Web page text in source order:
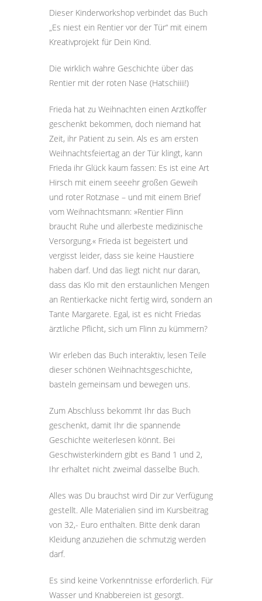
Dieser Kinderworkshop verbindet das Buch
„Es niest ein Rentier vor der Tür“ mit einem
Kreativprojekt für Dein Kind.
Die wirklich wahre Geschichte über das
Rentier mit der roten Nase (Hatschiiii!)
Frieda hat zu Weihnachten einen Arztkoffer
geschenkt bekommen, doch niemand hat
Zeit, ihr Patient zu sein. Als es am ersten
Weihnachtsfeiertag an der Tür klingt, kann
Frieda ihr Glück kaum fassen: Es ist eine Art
Hirsch mit einem seeehr großen Geweih
und roter Rotznase – und mit einem Brief
vom Weihnachtsmann: »Rentier Flinn
braucht Ruhe und allerbeste medizinische
Versorgung.« Frieda ist begeistert und
vergisst leider, dass sie keine Haustiere
haben darf. Und das liegt nicht nur daran,
dass das Klo mit den erstaunlichen Mengen
an Rentierkacke nicht fertig wird, sondern an
Tante Margarete. Egal, ist es nicht Friedas
ärztliche Pflicht, sich um Flinn zu kümmern?
Wir erleben das Buch interaktiv, lesen Teile
dieser schönen Weihnachtsgeschichte,
basteln gemeinsam und bewegen uns.
Zum Abschluss bekommt Ihr das Buch
geschenkt, damit Ihr die spannende
Geschichte weiterlesen könnt. Bei
Geschwisterkindern gibt es Band 1 und 2,
Ihr erhaltet nicht zweimal dasselbe Buch.
Alles was Du brauchst wird Dir zur Verfügung
gestellt. Alle Materialien sind im Kursbeitrag
von 32,- Euro enthalten. Bitte denk daran
Kleidung anzuziehen die schmutzig werden
darf.
Es sind keine Vorkenntnisse erforderlich. Für
Wasser und Knabbereien ist gesorgt.